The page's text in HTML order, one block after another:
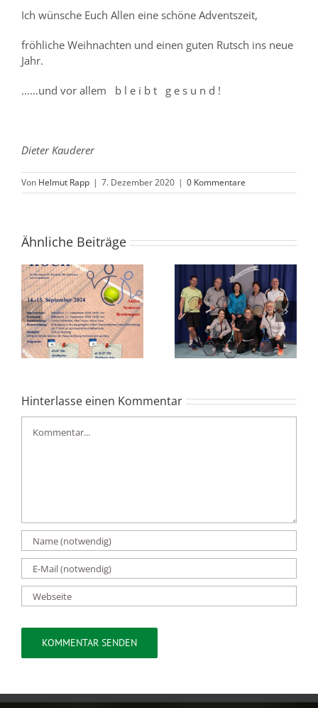
Ich wünsche Euch Allen eine schöne Adventszeit,
fröhliche Weihnachten und einen guten Rutsch ins neue
Jahr.
……und vor allem b l e i b t g e s u n d !
Dieter Kauderer
Von Helmut Rapp | 7. Dezember 2020 | 0 Kommentare
Ähnliche Beiträge
Breitensport
Neujahrs-
Tennisturnier
05.01.2024
Vereinsmeisterschaften
Mixed Hoch4
Hinterlasse einen Kommentar